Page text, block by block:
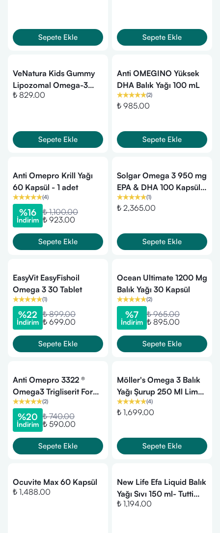
Sepete Ekle Sepete Ekle
VeNatura Kids Gummy
Lipozomal Omega-3
DHA Takviye Edici Gıda
₺ 829.00
Sepete Ekle
Anti OMEGINO Yüksek
DHA Balık Yağı 100 mL
(2)
₺ 985.00
Sepete Ekle
Anti Omepro Krill Yağı
60 Kapsül - 1 adet
(4)
%16
İndirim
₺ 1,100.00
₺ 923.00
Sepete Ekle
Solgar Omega 3 950 mg
EPA & DHA 100 Kapsül
Bitkisel Besin Desteği
(1)
₺ 2,365.00
Sepete Ekle
EasyVit EasyFishoil
Omega 3 30 Tablet
(1)
%22
İndirim
₺ 899.00
₺ 699.00
Sepete Ekle
Ocean Ultimate 1200 Mg
Balık Yağı 30 Kapsül
(2)
%7
İndirim
₺ 965.00
₺ 895.00
Sepete Ekle
Anti Omepro 3322 ®
Omega3 Trigliserit Form
Balık Yağı 90 Kapsül
(2)
%20
İndirim
₺ 740.00
₺ 590.00
Sepete Ekle
Möller's Omega 3 Balık
Yağı Şurup 250 Ml Limon
Aromalı(4)
₺ 1,699.00
Sepete Ekle
Ocuvite Max 60 Kapsül
₺ 1,488.00
New Life Efa Liquid Balık
Yağı Sıvı 150 ml- Tutti
Frutti
₺ 1,194.00